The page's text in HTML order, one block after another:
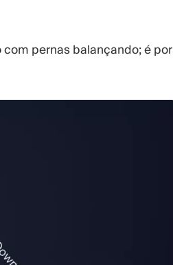
pernas balançando; é por